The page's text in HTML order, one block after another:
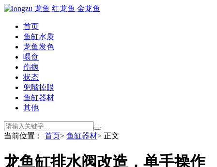
首页
鱼缸水质
龙鱼发色
喂食
伤病
状态
兜嘴掉眼
鱼缸器材
其他
当前位置： 首页> 鱼缸器材> 正文
龙鱼缸排水阀改造，单手操作